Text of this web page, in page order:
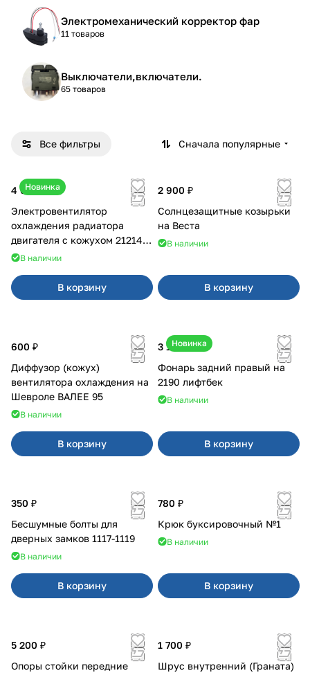
Электромеханический корректор фар
11 товаров
Выключатели,включатели.
65 товаров
Все фильтры Сначала популярные
Новинка
4 600 ₽
Электровентилятор
охлаждения радиатора
двигателя с кожухом 21214
2121-21213 ВАЛЕЕ 95
В наличии
В корзину
2 900 ₽
Солнцезащитные козырьки
на Веста
В наличии
В корзину
600 ₽
Диффузор (кожух)
вентилятора охлаждения на
Шевроле ВАЛЕЕ 95
В наличии
В корзину
Новинка
3 100 ₽
Фонарь задний правый на
2190 лифтбек
В наличии
В корзину
350 ₽
Бесшумные болты для
дверных замков 1117-1119
В наличии
В корзину
780 ₽
Крюк буксировочный №1
В наличии
В корзину
5 200 ₽
Опоры стойки передние
1 700 ₽
Шрус внутренний (Граната)